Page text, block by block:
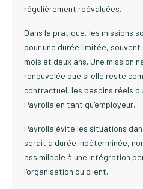
régulièrement réévaluées.
Dans la pratique, les missions
pour une durée limitée,
mois et deux ans. Une mission
renouvelée que si elle reste
contractuel, les besoins réels
Payrolla en tant qu'employeur.
Payrolla évite les situations
serait à durée indéterminée,
assimilable à une intégration
l'organisation du client.